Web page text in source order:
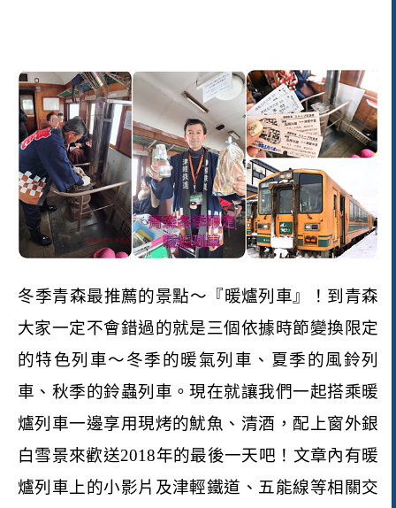
冬季青森最推薦的景點～『暖爐列車』！到青森
大家一定不會錯過的就是三個依據時節變換限定
的特色列車～冬季的暖氣列車、夏季的風鈴列
車、秋季的鈴蟲列車。現在就讓我們一起搭乘暖
爐列車一邊享用現烤的魷魚、清酒，配上窗外銀
白雪景來歡送2018年的最後一天吧！文章內有暖
爐列車上的小影片及津輕鐵道、五能線等相關交